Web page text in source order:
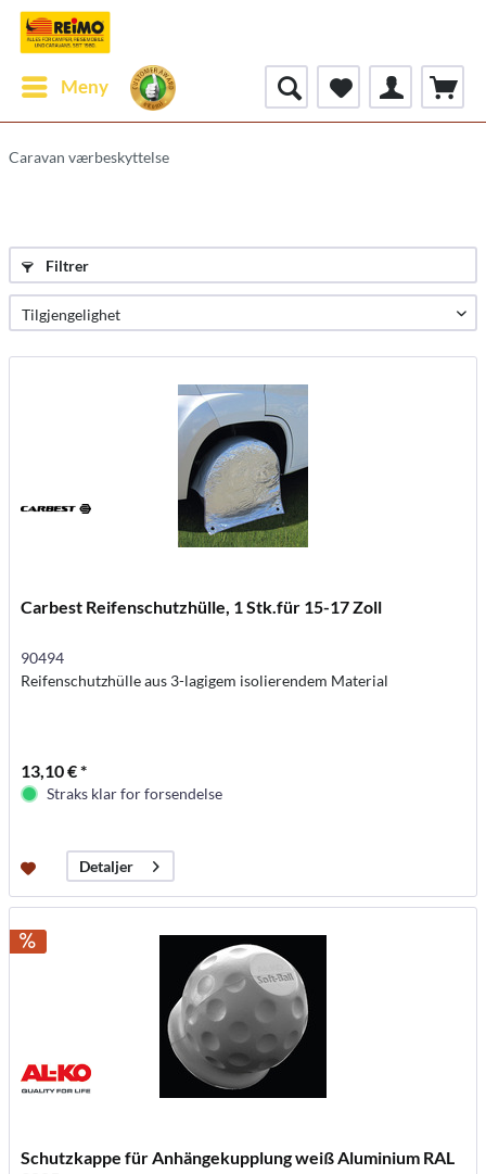
Meny
Caravan værbeskyttelse
Filtrer
Carbest Reifenschutzhülle, 1 Stk.für 15-17 Zoll
90494
Reifenschutzhülle aus 3-lagigem isolierendem Material
13,10 € *
Straks klar for forsendelse
Detaljer
Schutzkappe für Anhängekupplung weiß Aluminium RAL